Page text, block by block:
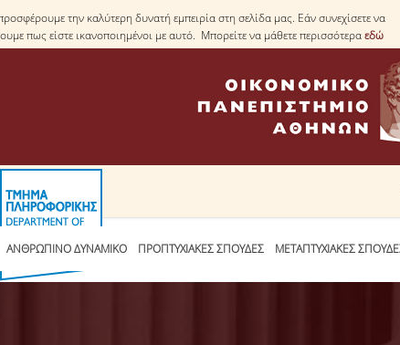
την καλύτερη δυνατή εμπειρία στη σελίδα μας. Εάν συνεχίσετε να
πως είστε ικανοποιημένοι με αυτό. Μπορείτε να μάθετε περισσότεραεδώ
ΑΝΘΡΩΠΙΝΟ ΔΥΝΑΜΙΚΟ ΠΡΟΠΤΥΧΙΑΚΕΣ ΣΠΟΥΔΕΣ ΜΕΤΑΠΤΥΧΙΑΚΕΣ